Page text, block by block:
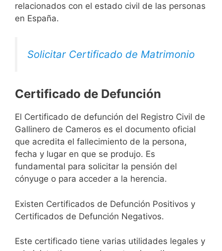
relacionados con el estado civil de las personas
en España.
Solicitar Certificado de Matrimonio
Certificado de Defunción
El Certificado de defunción del Registro Civil de
Gallinero de Cameros es el documento oficial
que acredita el fallecimiento de la persona,
fecha y lugar en que se produjo. Es
fundamental para solicitar la pensión del
cónyuge o para acceder a la herencia.
Existen Certificados de Defunción Positivos y
Certificados de Defunción Negativos.
Este certificado tiene varias utilidades legales y